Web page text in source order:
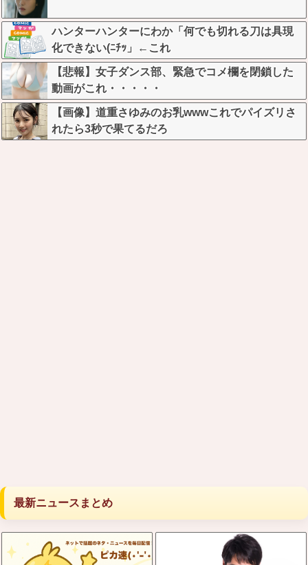
ハンターハンターにわか「何でも切れる刀は具現
化できない(ﾆﾁｯ」←これ
【悲報】女子ダンス部、緊急でコメ欄を閉鎖した
動画がこれ・・・・・
【画像】道重さゆみのお乳wwwこれでパイズリさ
れたら3秒で果てるだろ
最新ニュースまとめ